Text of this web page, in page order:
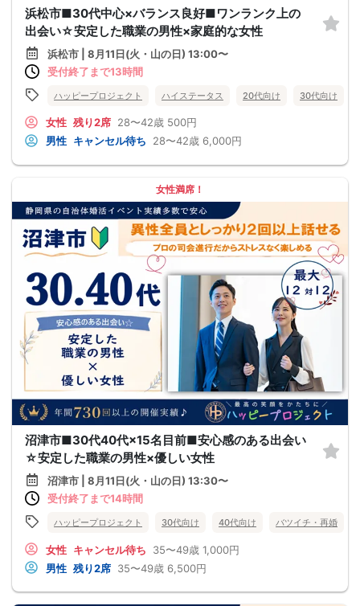
浜松市■30代中心×バランス良好■ワンランク上の
出会い☆安定した職業の男性×家庭的な女性
浜松市 | 8月11日(火・山の日) 13:00〜
受付終了まで13時間
ハッピープロジェクト ハイステータス 20代向け 30代向け
女性 残り2席 28〜42歳 500円
男性 キャンセル待ち 28〜42歳 6,000円
女性満席！
沼津市■30代40代×15名目前■安心感のある出会い
☆安定した職業の男性×優しい女性
沼津市 | 8月11日(火・山の日) 13:30〜
受付終了まで14時間
ハッピープロジェクト 30代向け 40代向け バツイチ・再婚
女性 キャンセル待ち 35〜49歳 1,000円
男性 残り2席 35〜49歳 6,500円